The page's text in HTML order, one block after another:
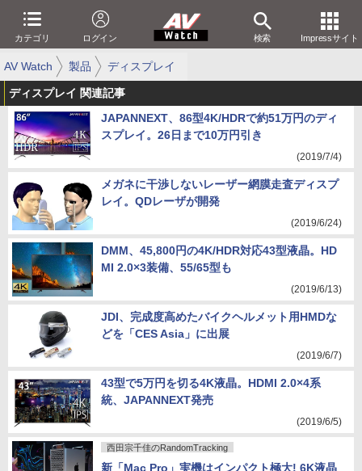
カテゴリ ログイン 検索 Impressサイト
AV Watch 製品 ディスプレイ
ディスプレイ 関連記事
JAPANNEXT、86型4K/HDRで約51万円のディ
スプレイ。26日まで10万円引き
(2019/7/4)
メガネに干渉しないレーザー網膜走査ディスプ
レイ。QDレーザが開発
(2019/6/24)
DMM、45,800円の4K/HDR対応43型液晶。HD
MI 2.0×3装備、55/65型も
(2019/6/13)
JDI、完成度高めたバイクヘルメット用HMDな
どを「CES Asia」に出展
(2019/6/7)
43型で5万円を切る4K液晶。HDMI 2.0×4系
統、JAPANNEXT発売
(2019/6/5)
西田宗千佳のRandomTracking
新「Mac Pro」実機はインパクト極大! 6K液晶